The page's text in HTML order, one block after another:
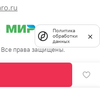
права защищены.
Политика
обработки
данных